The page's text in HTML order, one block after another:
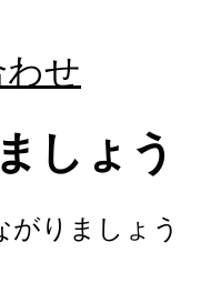
せ
しょう
がりましょう